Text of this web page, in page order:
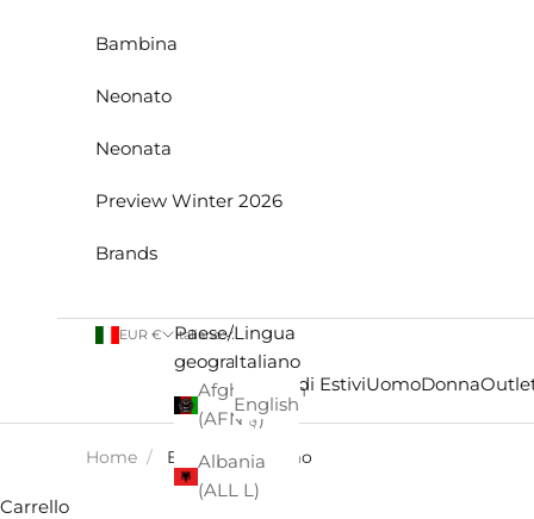
Saldi EstiviUomoDonna
Bambina
Neonato
Neonata
Preview Winter 2026
Brands
EUR €
Paese/Area
geografica
Afghanistan
(AFN ؋)
Albania
(ALL L)
Italiano
Lingua
Italiano
English
Home / EASTPAK - Uomo
Carrello